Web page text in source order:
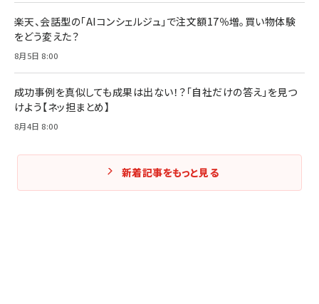
楽天、会話型の「AIコンシェルジュ」で注文額17％増。買い物体験
をどう変えた？
8月5日 8:00
成功事例を真似しても成果は出ない！？「自社だけの答え」を見つ
けよう【ネッ担まとめ】
8月4日 8:00
新着記事をもっと見る